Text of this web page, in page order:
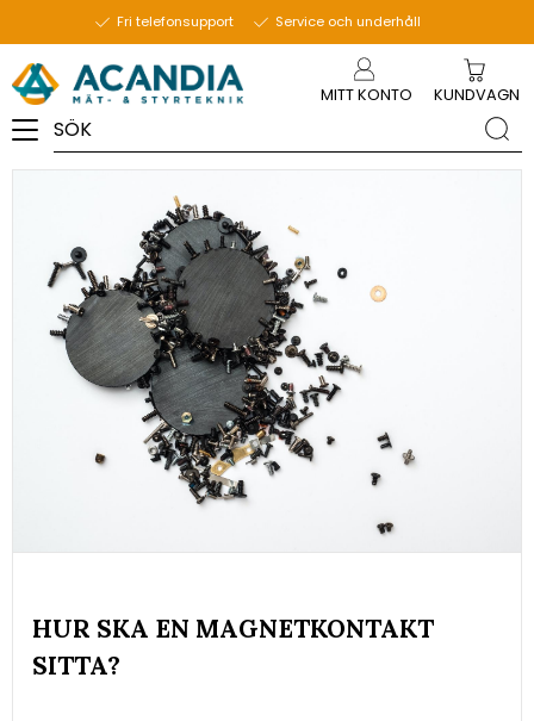
Fri telefonsupport Service och underhåll
MITT KONTO KUNDVAGN
HUR SKA EN MAGNETKONTAKT
SITTA?